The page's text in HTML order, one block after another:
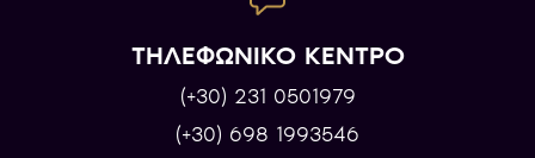
ΤΗΛΕΦΩΝΙΚΟ ΚΕΝΤΡΟ
(+30) 231 0501979
(+30) 698 1993546